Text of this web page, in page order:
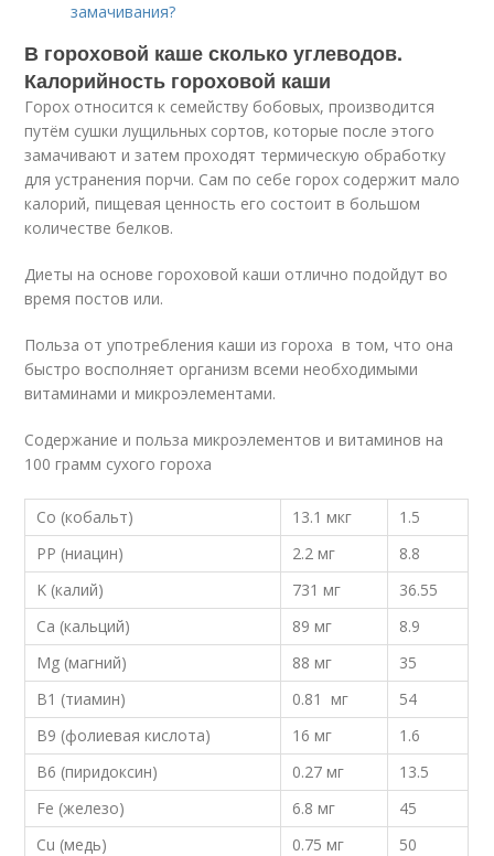
замачивания?
В гороховой каше сколько углеводов.
Калорийность гороховой каши
Горох относится к семейству бобовых, производится
путём сушки лущильных сортов, которые после этого
замачивают и затем проходят термическую обработку
для устранения порчи. Сам по себе горох содержит мало
калорий, пищевая ценность его состоит в большом
количестве белков.
Диеты на основе гороховой каши отлично подойдут во
время постов или.
Польза от употребления каши из гороха в том, что она
быстро восполняет организм всеми необходимыми
витаминами и микроэлементами.
Содержание и польза микроэлементов и витаминов на
100 грамм сухого гороха
Co (кобальт) 13.1 мкг
1.5
PP (ниацин)
2.2 мг
8.8
K (калий)
731 мг
36.55
Ca (кальций)
89 мг
8.9
Mg (магний)
88 мг
35
B1 (тиамин)
0.81 мг
54
B9 (фолиевая кислота)
16 мг
1.6
B6 (пиридоксин)
0.27 мг
13.5
Fe (железо)
6.8 мг
45
Cu (медь)
0.75 мг
50